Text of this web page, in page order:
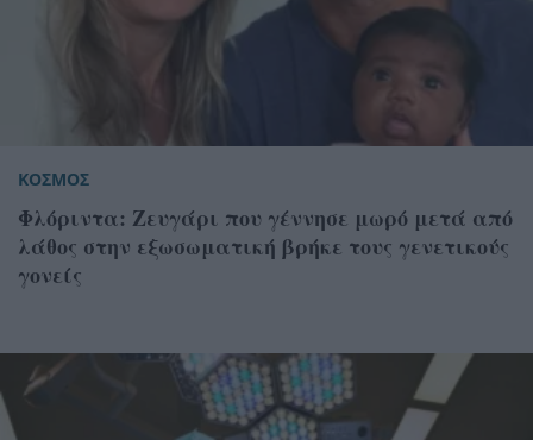
ΚΟΣΜΟΣ
Φλόριντα: Ζευγάρι που γέννησε μωρό μετά από
λάθος στην εξωσωματική βρήκε τους γενετικούς
γονείς